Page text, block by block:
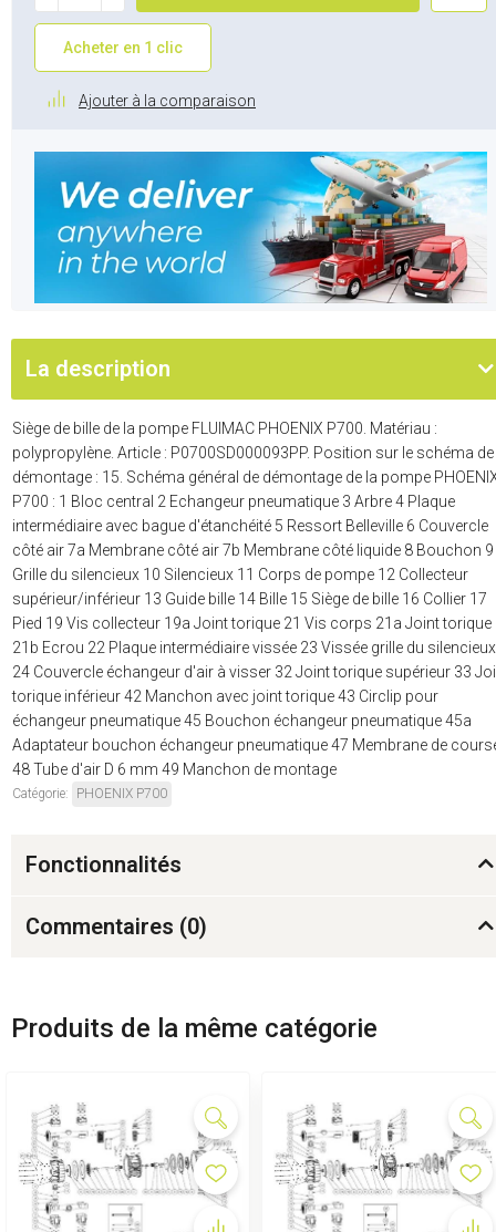
Acheter en 1 clic
Ajouter à la comparaison
La description
Siège de bille de la pompe FLUIMAC PHOENIX P700. Matériau :
polypropylène. Article : P0700SD000093PP. Position sur le schéma de
démontage : 15. Schéma général de démontage de la pompe
P700 : 1 Bloc central 2 Echangeur pneumatique 3 Arbre 4 Plaque
intermédiaire avec bague d'étanchéité 5 Ressort Belleville 6 Couvercle
côté air 7a Membrane côté air 7b Membrane côté liquide 8 Bouchon 9
Grille du silencieux 10 Silencieux 11 Corps de pompe 12 Collecteur
supérieur/inférieur 13 Guide bille 14 Bille 15 Siège de bille 16 Collier 17
Pied 19 Vis collecteur 19a Joint torique 21 Vis corps 21a Joint torique
21b Ecrou 22 Plaque intermédiaire vissée 23 Vissée grille du silencieux
24 Couvercle échangeur d'air à visser 32 Joint torique supérieur 33
torique inférieur 42 Manchon avec joint torique 43 Circlip pour
échangeur pneumatique 45 Bouchon échangeur pneumatique 45a
Adaptateur bouchon échangeur pneumatique 47 Membrane de
48 Tube d'air D 6 mm 49 Manchon de montage
Catégorie: PHOENIX P700
Fonctionnalités
Commentaires (0)
Produits de la même catégorie